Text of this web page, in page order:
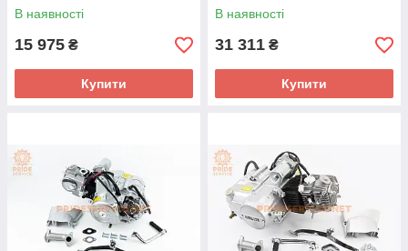
В наявності
15 975 ₴
Купити
В наявності
31 311 ₴
Купити